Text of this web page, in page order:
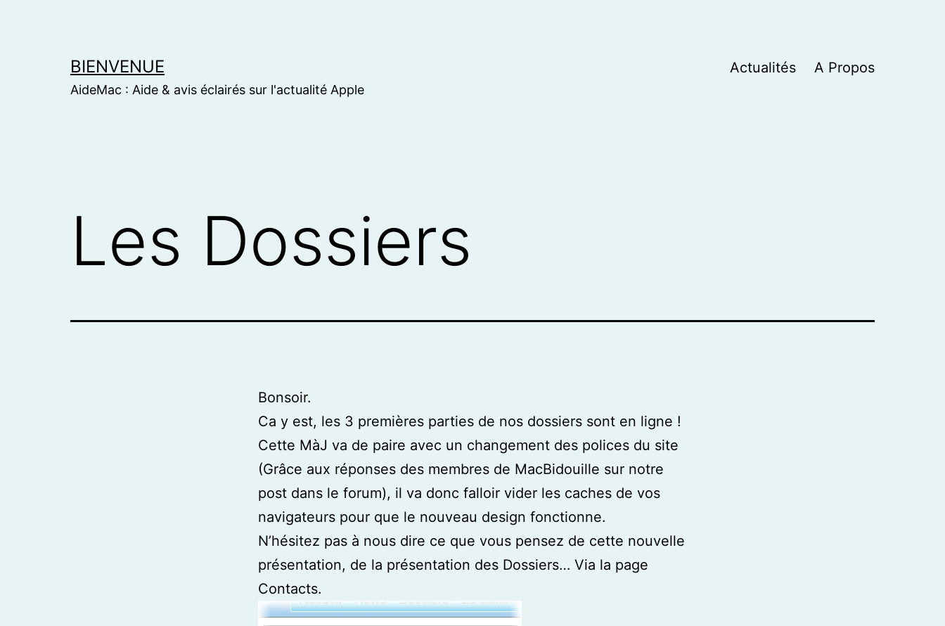
BIENVENUE
AideMac : Aide & avis éclairés sur l'actualité Apple
Actualités A Propos
Les Dossiers
Bonsoir.
Ca y est, les 3 premières parties de nos dossiers sont en ligne !
Cette MàJ va de paire avec un changement des polices du site
(Grâce aux réponses des membres de MacBidouille sur notre
post dans le forum), il va donc falloir vider les caches de vos
navigateurs pour que le nouveau design fonctionne.
N’hésitez pas à nous dire ce que vous pensez de cette nouvelle
présentation, de la présentation des Dossiers… Via la page
Contacts.